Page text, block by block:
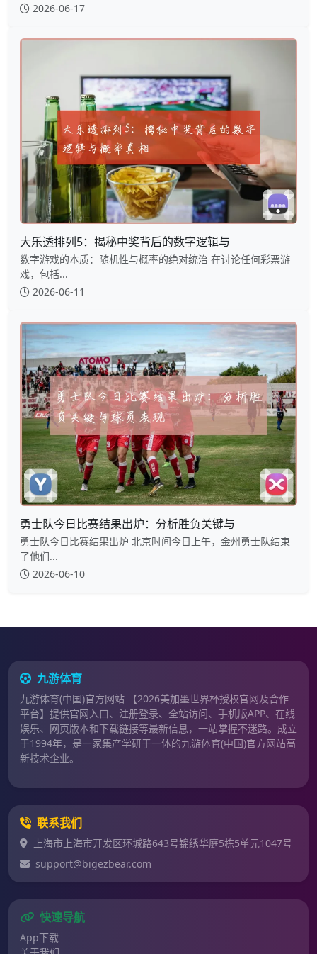
2026-06-17
大乐透排列5：揭秘中奖背后的数字逻辑与
数字游戏的本质：随机性与概率的绝对统治 在讨论任何彩票游
戏，包括...
2026-06-11
勇士队今日比赛结果出炉：分析胜负关键与
勇士队今日比赛结果出炉 北京时间今日上午，金州勇士队结束
了他们...
2026-06-10
九游体育
九游体育(中国)官方网站 【2026美加墨世界杯授权官网及合作
平台】提供官网入口、注册登录、全站访问、手机版APP、在线
娱乐、网页版本和下载链接等最新信息，一站掌握不迷路。成立
于1994年，是一家集产学研于一体的九游体育(中国)官方网站高
新技术企业。
联系我们
上海市上海市开发区环城路643号锦绣华庭5栋5单元1047号
support@bigezbear.com
快速导航
App下载